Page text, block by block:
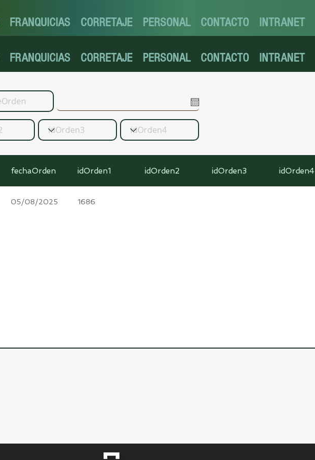
FRANQUICIAS CORRETAJE PERSONAL CONTACTO INTRANET
FRANQUICIAS CORRETAJE PERSONAL CONTACTO INTRANET
fechaOrden idOrden1 idOrden2 idOrden3 idOrden4
05/08/2025 1686